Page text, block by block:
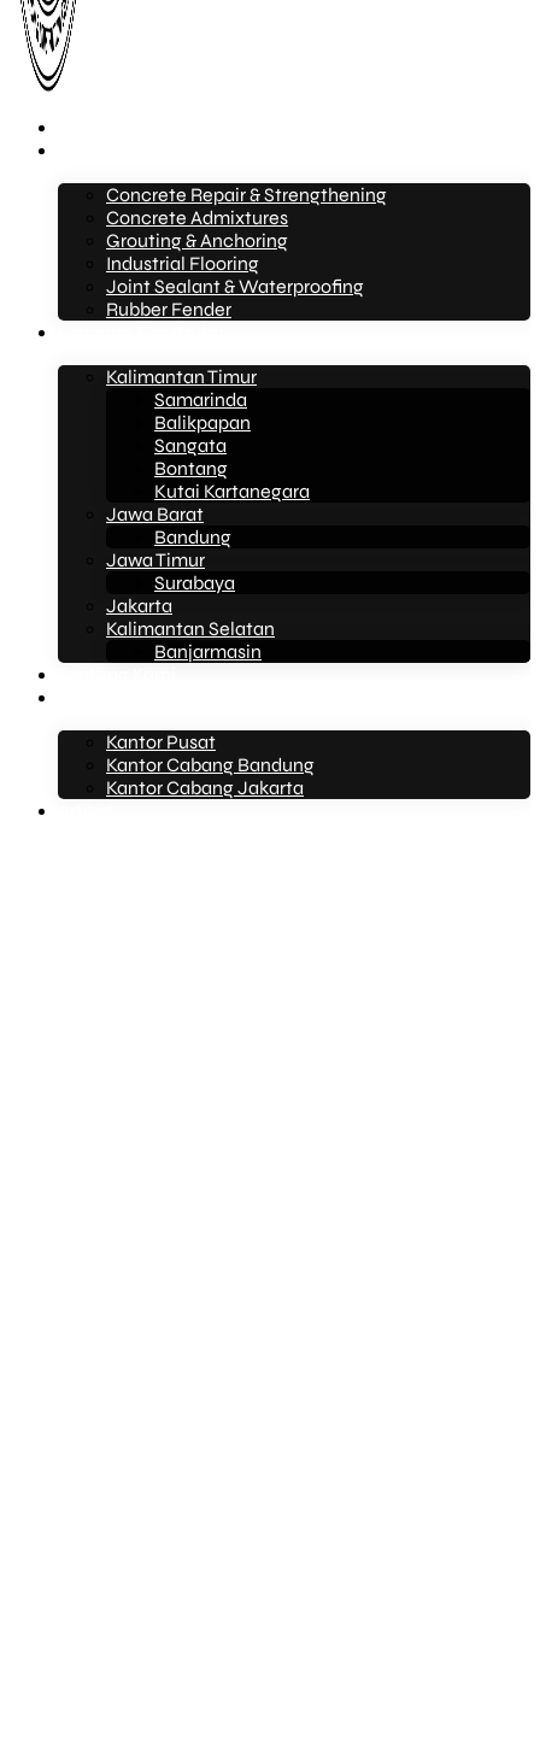
Concrete Repair & Strengthening
Concrete Admixtures
Grouting & Anchoring
Industrial Flooring
Joint Sealant & Waterproofing
Rubber Fender
Kalimantan Timur
Samarinda
Balikpapan
Sangata
Bontang
Kutai Kartanegara
Jawa Barat
Bandung
Jawa Timur
Surabaya
Jakarta
Kalimantan Selatan
Banjarmasin
Kantor Pusat
Kantor Cabang Bandung
Kantor Cabang Jakarta